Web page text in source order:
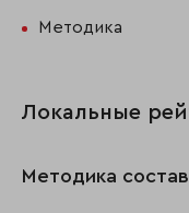
Методика
Локальные
Методика